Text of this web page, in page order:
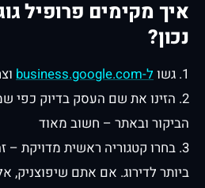
איך מקימים פרופיל
נכון?
1. גשו ל-business.google.com
2. הזינו את שם העסק בדיוק כפי
הביקור ובאתר – חשוב מאוד
3. בחרו קטגוריה ראשית מדויקת
ביותר לדירוג. אם אתם שיפוצניק,